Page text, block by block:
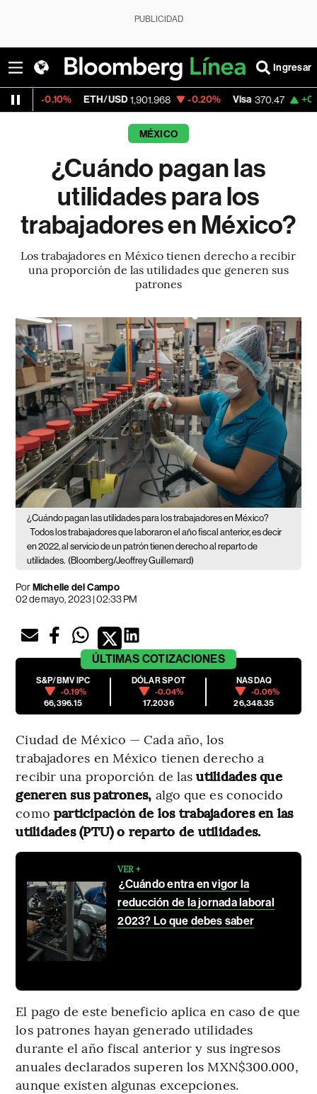
PUBLICIDAD
Ingresar
ETH/USD 1,901.968 -0.20% Visa 370.47 +0.52%
MÉXICO
¿Cuándo pagan las
utilidades para los
trabajadores en México?
Los trabajadores en México tienen derecho a recibir
una proporción de las utilidades que generen sus
patrones
¿Cuándo pagan las utilidades para los trabajadores en México?
Todos los trabajadores que laboraron el año fiscal anterior, es decir
en 2022, al servicio de un patrón tienen derecho al reparto de
utilidades. (Bloomberg/Jeoffrey Guillemard)
PorMichelle del Campo
02 de mayo, 2023 | 02:33 PM
ÚLTIMAS COTIZACIONES
S&P/BMV IPC
-0.19%
66,396.15
DÓLAR SPOT
-0.04%
17.2036
NASDAQ
-0.06%
26,348.35
Ciudad de México — Cada año, los
trabajadores en México tienen derecho a
recibir una proporción de lasutilidades que
generen sus patrones, algo que es conocido
como participación de los trabajadores en las
utilidades (PTU) o reparto de utilidades.
VER +
¿Cuándo entra en vigor la
reducción de la jornada laboral
2023? Lo que debes saber
El pago de este beneficio aplica en caso de que
los patrones hayan generado utilidades
durante el año fiscal anterior y sus ingresos
anuales declarados superen los MXN$300.000,
aunque existen algunas excepciones.